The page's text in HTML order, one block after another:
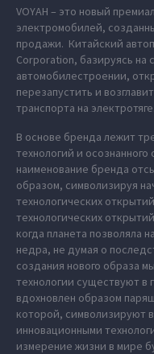
VOYAH – это новый
электромобилей,
продажи. Китайский
Corporation, базируясь на
автомобилестроении,
перезапустить и
транспорта на электротяге.
В основе бренда лежит
технологий и
наименование бренда
образом, символизируя
технологических
технологических
когда планета позволяла
недра, не думая о
создания нового образа
технологии существуют в
вдохновлен образом
которой, символизируют
инновационными
измерение жизни в мире